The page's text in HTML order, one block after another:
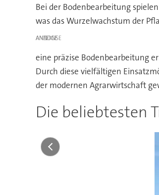
Bei der Bodenbearbeitung
was das Wurzelwachstum der
ANZEIGE
eine präzise Bodenbearbeitung
Durch diese vielfältigen
der modernen Agrarwirtschaft
Die beliebtesten